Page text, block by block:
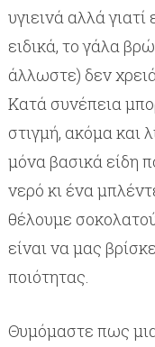
υγιεινά αλλά γιατί
ειδικά, το γάλα
άλλωστε) δεν
Κατά συνέπεια
στιγμή, ακόμα και
μόνα βασικά είδη
νερό κι ένα
θέλουμε
είναι να μας
ποιότητας.
Θυμόμαστε πως